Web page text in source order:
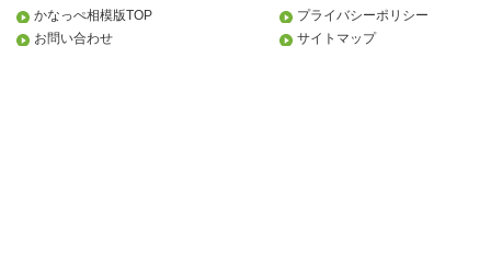
かなっぺ相模版TOP
お問い合わせ
プライバシーポリシー
サイトマップ